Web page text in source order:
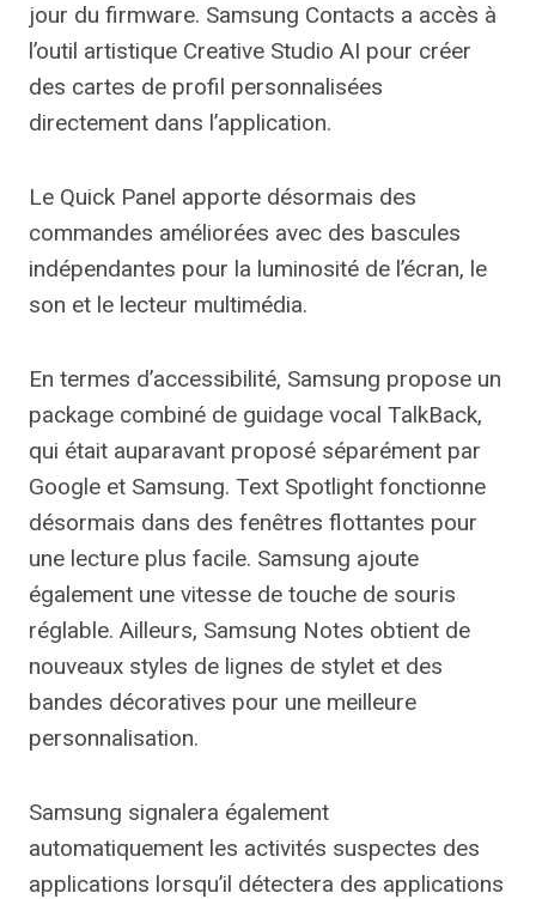
jour du firmware. Samsung Contacts a accès à
l’outil artistique Creative Studio AI pour créer
des cartes de profil personnalisées
directement dans l’application.
Le Quick Panel apporte désormais des
commandes améliorées avec des bascules
indépendantes pour la luminosité de l’écran, le
son et le lecteur multimédia.
En termes d’accessibilité, Samsung propose un
package combiné de guidage vocal TalkBack,
qui était auparavant proposé séparément par
Google et Samsung. Text Spotlight fonctionne
désormais dans des fenêtres flottantes pour
une lecture plus facile. Samsung ajoute
également une vitesse de touche de souris
réglable. Ailleurs, Samsung Notes obtient de
nouveaux styles de lignes de stylet et des
bandes décoratives pour une meilleure
personnalisation.
Samsung signalera également
automatiquement les activités suspectes des
applications lorsqu’il détectera des applications